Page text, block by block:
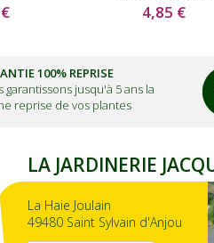
4,85 €
100% REPRISE
garantissons jusqu'à 5 ans la
reprise de vos plantes
LA JARDINERIE
La Haie Joulain
49480 Saint Sylvain d'Anjou